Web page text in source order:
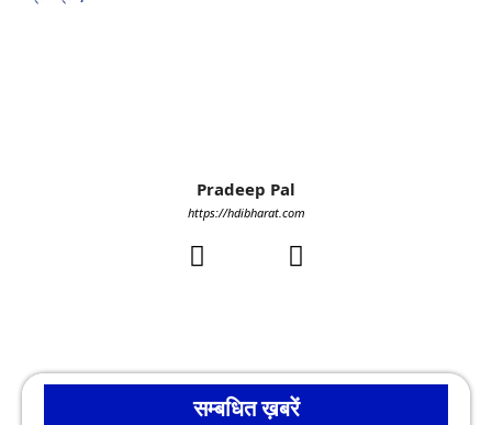
Pradeep Pal
https://hdibharat.com
सम्बधित ख़बरें